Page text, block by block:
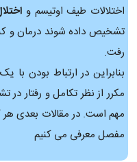
اختلالات طیف اوتیسم و
تشخیص داده شوند درمان و
رفت.
بنابراین در ارتباط بودن
مکرر از نظر تکامل و رفتار
مهم است. در مقالات بعدی هر
مفصل معرفی می کنیم